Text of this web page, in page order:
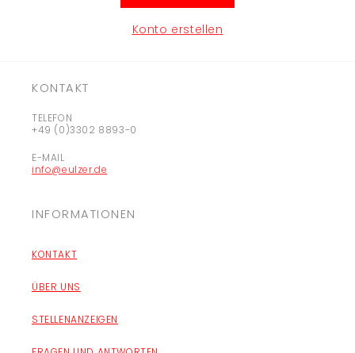
Konto erstellen
KONTAKT
TELEFON
+49 (0)3302 8893-0
E-MAIL
info@eulzer.de
INFORMATIONEN
KONTAKT
ÜBER UNS
STELLENANZEIGEN